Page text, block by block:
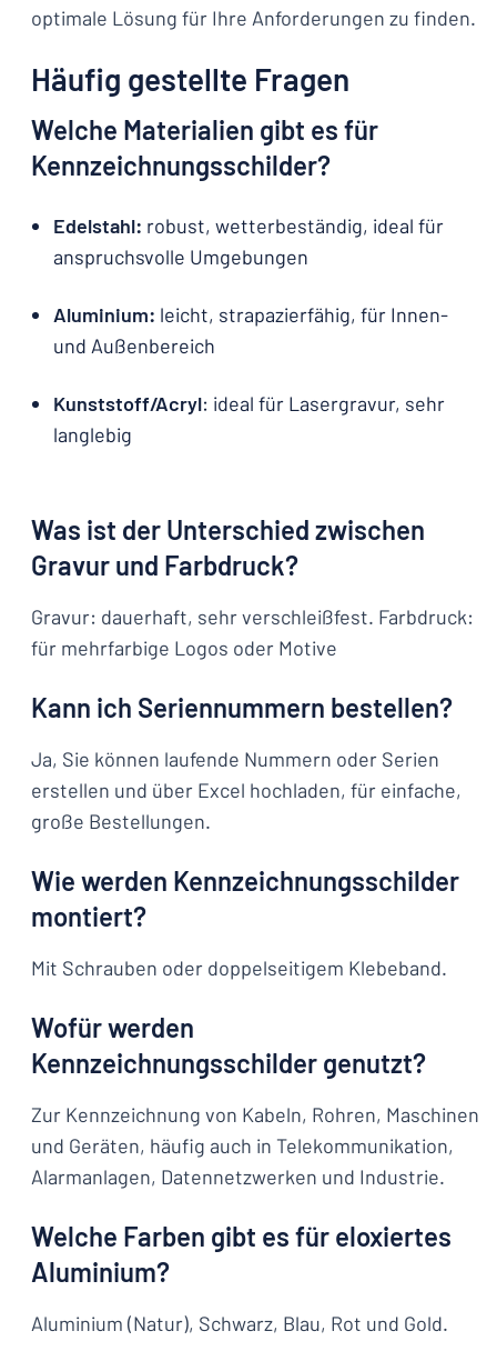
optimale Lösung für Ihre Anforderungen zu finden.
Häufig gestellte Fragen
Welche Materialien gibt es für
Kennzeichnungsschilder?
Edelstahl: robust, wetterbeständig, ideal für
anspruchsvolle Umgebungen
Aluminium: leicht, strapazierfähig, für Innen-
und Außenbereich
Kunststoff/Acryl: ideal für Lasergravur, sehr
langlebig
Was ist der Unterschied zwischen
Gravur und Farbdruck?
Gravur: dauerhaft, sehr verschleißfest. Farbdruck:
für mehrfarbige Logos oder Motive
Kann ich Seriennummern bestellen?
Ja, Sie können laufende Nummern oder Serien
erstellen und über Excel hochladen, für einfache,
große Bestellungen.
Wie werden Kennzeichnungsschilder
montiert?
Mit Schrauben oder doppelseitigem Klebeband.
Wofür werden
Kennzeichnungsschilder genutzt?
Zur Kennzeichnung von Kabeln, Rohren, Maschinen
und Geräten, häufig auch in Telekommunikation,
Alarmanlagen, Datennetzwerken und Industrie.
Welche Farben gibt es für eloxiertes
Aluminium?
Aluminium (Natur), Schwarz, Blau, Rot und Gold.